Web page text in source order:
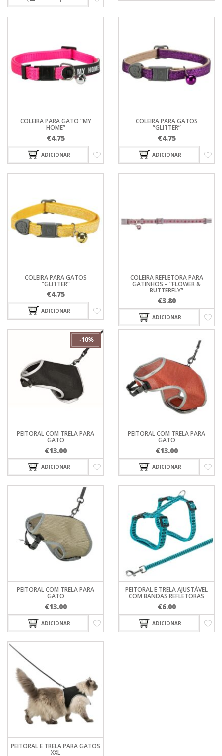
COLEIRA PARA GATO “MY
HOME”
€4.75
ADICIONAR
COLEIRA PARA GATOS
“GLITTER”
€4.75
ADICIONAR
COLEIRA PARA GATOS
“GLITTER”
€4.75
ADICIONAR
COLEIRA REFLETORA PARA
GATINHOS – “FLOWER &
BUTTERFLY”
€3.80
ADICIONAR
PEITORAL COM TRELA PARA
GATO
€13.00
ADICIONAR
PEITORAL COM TRELA PARA
GATO
€13.00
ADICIONAR
PEITORAL COM TRELA PARA
GATO
€13.00
ADICIONAR
PEITORAL E TRELA AJUSTÁVEL
COM BANDAS REFLETORAS
€6.00
ADICIONAR
PEITORAL E TRELA PARA GATOS
XXL